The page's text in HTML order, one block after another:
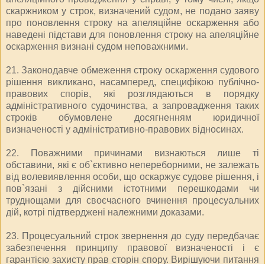
скаржником у строк, визначений судом, не подано заяву
про поновлення строку на апеляційне оскарження або
наведені підстави для поновлення строку на апеляційне
оскарження визнані судом неповажними.
21. Законодавче обмеження строку оскарження судового
рішення викликано, насамперед, специфікою публічно-
правових спорів, які розглядаються в порядку
адміністративного судочинства, а запровадження таких
строків обумовлене досягненням юридичної
визначеності у адміністративно-правових відносинах.
22. Поважними причинами визнаються лише ті
обставини, які є об`єктивно непереборними, не залежать
від волевиявлення особи, що оскаржує судове рішення, і
пов`язані з дійсними істотними перешкодами чи
труднощами для своєчасного вчинення процесуальних
дій, котрі підтверджені належними доказами.
23. Процесуальний строк звернення до суду передбачає
забезпечення принципу правової визначеності і є
гарантією захисту прав сторін спору. Вирішуючи питання